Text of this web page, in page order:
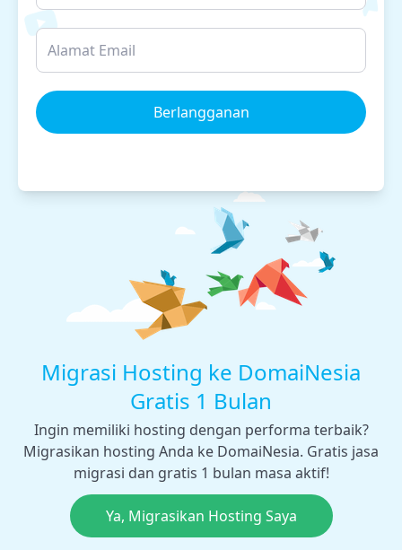
Berlangganan
Migrasi Hosting ke DomaiNesia
Gratis 1 Bulan
Ingin memiliki hosting dengan performa terbaik?
Migrasikan hosting Anda ke DomaiNesia. Gratis jasa
migrasi dan gratis 1 bulan masa aktif!
Ya, Migrasikan Hosting Saya